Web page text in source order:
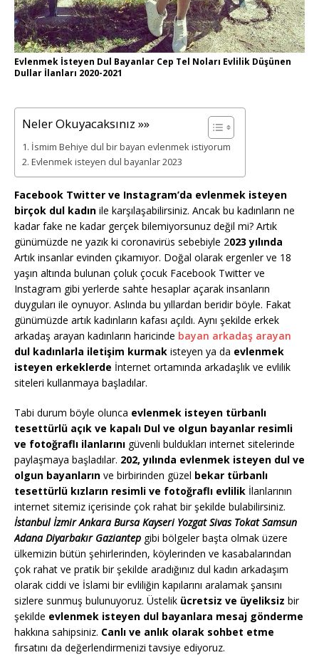
Evlenmek İsteyen Dul Bayanlar Cep Tel Noları Evlilik Düşünen
Dullar İlanları 2020-2021
Neler Okuyacaksınız »»
İsmim Behiye dul bir bayan evlenmek istiyorum
Evlenmek isteyen dul bayanlar 2023
Facebook Twitter ve Instagram’da evlenmek isteyen
birçok dul kadın ile karşılaşabilirsiniz. Ancak bu kadınların ne
kadar fake ne kadar gerçek bilemiyorsunuz değil mi? Artık
günümüzde ne yazık ki coronavirüs sebebiyle 2023 yılında
Artık insanlar evinden çıkamıyor. Doğal olarak ergenler ve 18
yaşın altında bulunan çoluk çocuk Facebook Twitter ve
Instagram gibi yerlerde sahte hesaplar açarak insanların
duyguları ile oynuyor. Aslında bu yıllardan beridir böyle. Fakat
günümüzde artık kadınların kafası açıldı. Aynı şekilde erkek
arkadaş arayan kadınların haricinde bayan arkadaş arayan
dul kadınlarla iletişim kurmak isteyen ya da evlenmek
isteyen erkeklerde İnternet ortamında arkadaşlık ve evlilik
siteleri kullanmaya başladılar.
Tabi durum böyle olunca evlenmek isteyen türbanlı
tesettürlü açık ve kapalı Dul ve olgun bayanlar resimli
ve fotoğraflı ilanlarını güvenli buldukları internet sitelerinde
paylaşmaya başladılar. 202, yılında evlenmek isteyen dul ve
olgun bayanların ve birbirinden güzel bekar türbanlı
tesettürlü kızların resimli ve fotoğraflı evlilik İlanlarının
internet sitemiz içerisinde çok rahat bir şekilde bulabilirsiniz.
İstanbul İzmir Ankara Bursa Kayseri Yozgat Sivas Tokat Samsun
Adana Diyarbakır Gaziantep gibi bölgeler başta olmak üzere
ülkemizin bütün şehirlerinden, köylerinden ve kasabalarından
çok rahat ve pratik bir şekilde aradığınız dul kadın arkadaşım
olarak ciddi ve İslami bir evliliğin kapılarını aralamak şansını
sizlere sunmuş bulunuyoruz. Üstelik ücretsiz ve üyeliksiz bir
şekilde evlenmek isteyen dul bayanlara mesaj gönderme
hakkına sahipsiniz. Canlı ve anlık olarak sohbet etme
fırsatını da değerlendirmenizi tavsiye ediyoruz.